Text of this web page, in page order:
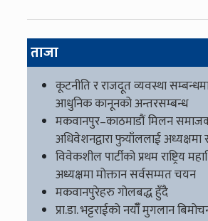
ताजा
कूटनीति र राजदूत व्यवस्था सम्बन्धमा
आधुनिक कानूनको अन्तरसम्बन्ध
मकवानपुर–काठमाडौं मिलन
अधिवेशनद्वारा फुयाँललाई अध्यक्षमा
विवेकशील पार्टीको प्रथम राष्ट्रिय
अध्यक्षमा मोक्तान सर्वसम्मत चयन
मकवानपुरेहरु गोलबद्ध हुँदै
प्रा.डा. भट्टराईको नयाँँ मुगलान